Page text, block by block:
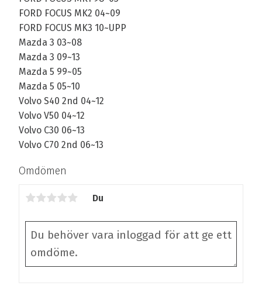
FORD FOCUS MK2 04~09
FORD FOCUS MK3 10~UPP
Mazda 3 03~08
Mazda 3 09~13
Mazda 5 99~05
Mazda 5 05~10
Volvo S40 2nd 04~12
Volvo V50 04~12
Volvo C30 06~13
Volvo C70 2nd 06~13
Omdömen
Du